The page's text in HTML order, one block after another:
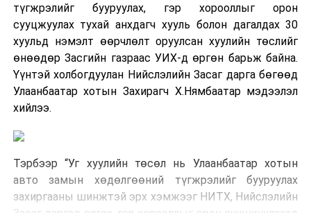
түгжрэлийг бууруулах, гэр хорооллыг орон
сууцжуулах тухай анхдагч хууль болон дагалдах 30
хуульд нэмэлт өөрчлөлт оруулсан хуулийн төслийг
өнөөдөр Засгийн газраас УИХ-д өргөн барьж байна.
Үүнтэй холбогдуулан Нийслэлийн Засаг дарга бөгөөд
Улаанбаатар хотын Захирагч Х.Нямбаатар мэдээлэл
хийлээ.
Тэрбээр “Уг хуулийн төсөл нь Улаанбаатар хотын
авто замын хөдөлгөөний түгжрэлийг бууруулах
захиргааны шинжтэй эрх хэмжээг НИТХ, Нийслэлийн